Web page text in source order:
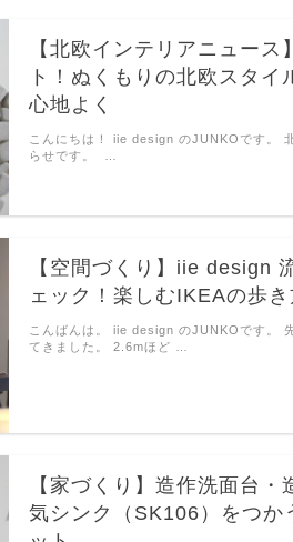
【北欧インテリアニュース
ト！ぬくもりの北欧スタ
心地よく
こんにちは！ iie design のJUNKOです。
らせです。 …
【空間づくり】iie design
ェック！楽しむIKEAの歩き
こんばんは。 iie design のJUNKOです。
てきました。 2.6mほど …
【家づくり】造作洗面台・
気シンク（SK106）をつか